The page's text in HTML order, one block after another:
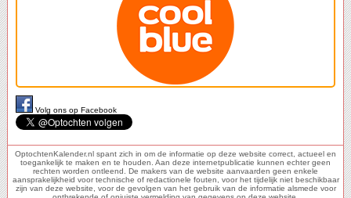
Volg ons op Facebook
OptochtenKalender.nl spant zich in om de informatie op deze website correct, actueel en
toegankelijk te maken en te houden. Aan deze internetpublicatie kunnen echter geen
rechten worden ontleend. De makers van de website aanvaarden geen enkele
aansprakelijkheid voor technische of redactionele fouten, voor het tijdelijk niet beschikbaar
zijn van deze website, voor de gevolgen van het gebruik van de informatie alsmede voor